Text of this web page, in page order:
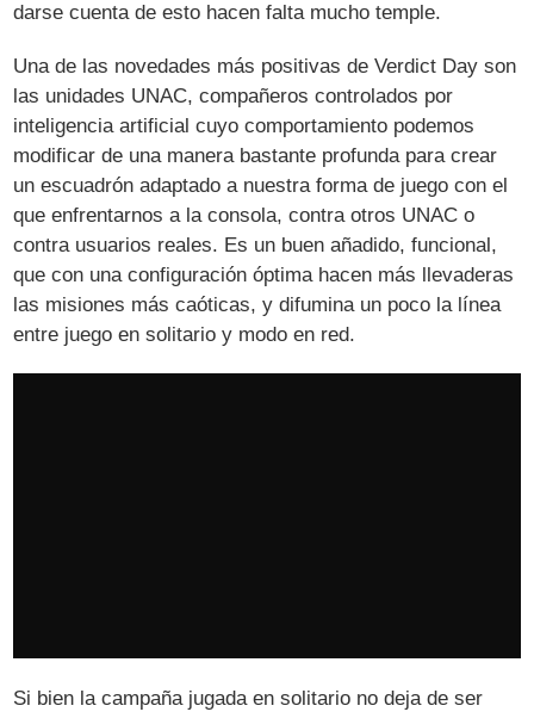
darse cuenta de esto hacen falta mucho temple.
Una de las novedades más positivas de Verdict Day son
las unidades UNAC, compañeros controlados por
inteligencia artificial cuyo comportamiento podemos
modificar de una manera bastante profunda para crear
un escuadrón adaptado a nuestra forma de juego con el
que enfrentarnos a la consola, contra otros UNAC o
contra usuarios reales. Es un buen añadido, funcional,
que con una configuración óptima hacen más llevaderas
las misiones más caóticas, y difumina un poco la línea
entre juego en solitario y modo en red.
Si bien la campaña jugada en solitario no deja de ser